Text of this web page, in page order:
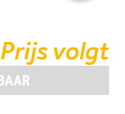
Prijs volgt